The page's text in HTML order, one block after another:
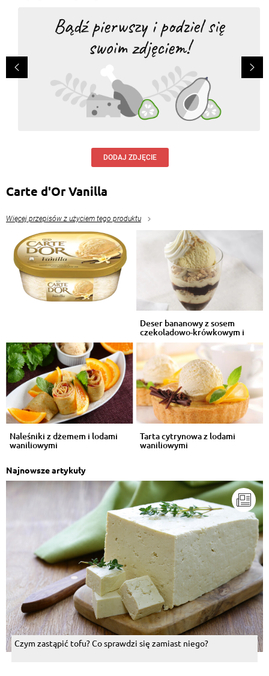
DODAJ ZDJĘCIE
Carte d'Or Vanilla
Więcej przepisów z użyciem tego produktu
Deser bananowy z sosem
czekoladowo-krówkowym i
lodami wanili...
Naleśniki z dżemem i lodami
waniliowymi
Tarta cytrynowa z lodami
waniliowymi
Najnowsze artykuły
Czym zastąpić tofu? Co sprawdzi się zamiast niego?